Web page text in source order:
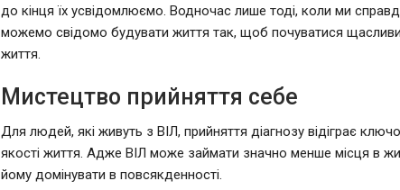
до кінця їх усвідомлюємо. Водночас лише тоді, коли ми
можемо свідомо будувати життя так, щоб почуватися
життя.
Мистецтво прийняття себе
Для людей, які живуть з ВІЛ, прийняття діагнозу відіграє
якості життя. Адже ВІЛ може займати значно менше місця в
йому домінувати в повсякденності.